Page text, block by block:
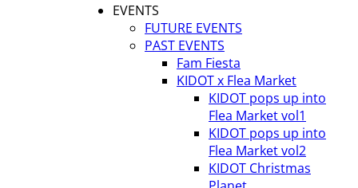
EVENTS
FUTURE EVENTS
PAST EVENTS
Fam Fiesta
KIDOT x Flea Market
KIDOT pops up into
Flea Market vol1
KIDOT pops up into
Flea Market vol2
KIDOT Christmas